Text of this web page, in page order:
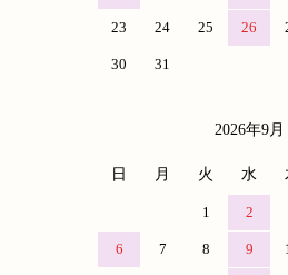
23 24 25 26
30 31
2026年9月
日 月 火 水
1 2
6 7 8 9